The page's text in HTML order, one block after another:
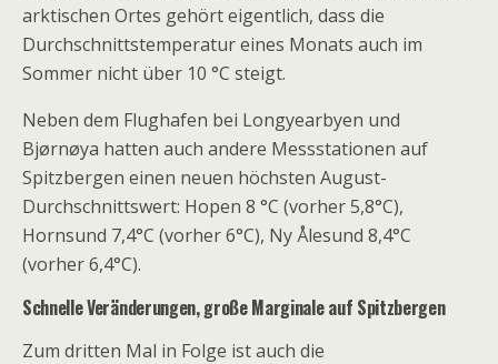
arktischen Ortes gehört eigentlich, dass die
Durchschnittstemperatur eines Monats auch im
Sommer nicht über 10 °C steigt.
Neben dem Flughafen bei Longyearbyen und
Bjørnøya hatten auch andere Messstationen auf
Spitzbergen einen neuen höchsten August-
Durchschnittswert: Hopen 8 °C (vorher 5,8°C),
Hornsund 7,4°C (vorher 6°C), Ny Ålesund 8,4°C
(vorher 6,4°C).
Schnelle Veränderungen, große Marginale auf Spitzbergen
Zum dritten Mal in Folge ist auch die